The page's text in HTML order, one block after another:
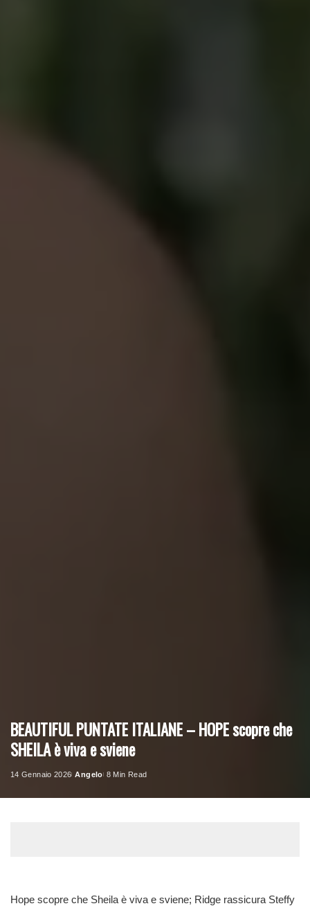
BEAUTIFUL PUNTATE ITALIANE – HOPE scopre che
SHEILA è viva e sviene
14 Gennaio 2026
Posted
Angelo 8 Min Read
Hope scopre che Sheila è viva e sviene; Ridge rassicura Steffy